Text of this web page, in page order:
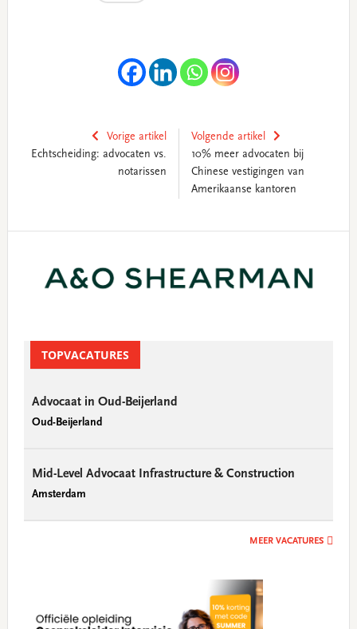
Vorige artikel
Echtscheiding: advocaten vs.
notarissen
Volgende artikel
10% meer advocaten bij
Chinese vestigingen van
Amerikaanse kantoren
TOPVACATURES
Advocaat in Oud-Beijerland
Oud-Beijerland
Mid-Level Advocaat Infrastructure & Construction
Amsterdam
MEER VACATURES